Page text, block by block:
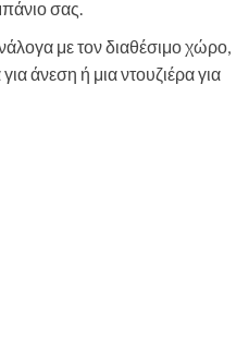
σας.
με τον διαθέσιμο χώρο,
άνεση ή μια ντουζιέρα για